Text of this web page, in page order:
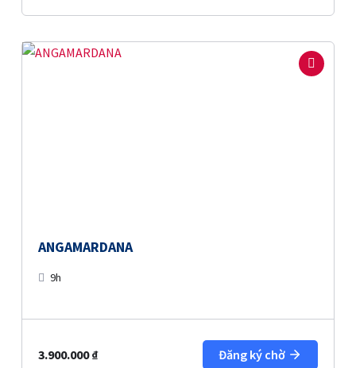
ANGAMARDANA
9h
3.900.000₫ Đăng ký chờ